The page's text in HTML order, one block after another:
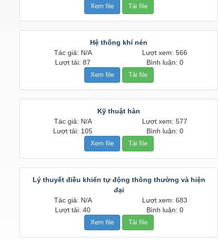
Xem file Tải file
Hệ thống khí nén
Tác giả: N/A
Lượt xem: 566
Lượt tải: 87
Bình luận: 0
Xem file Tải file
Kỹ thuật hàn
Tác giả: N/A
Lượt xem: 577
Lượt tải: 105
Bình luận: 0
Xem file Tải file
Lý thuyết điều khiển tự động thông thường và hiện
đại
Tác giả: N/A
Lượt xem: 683
Lượt tải: 40
Bình luận: 0
Xem file Tải file